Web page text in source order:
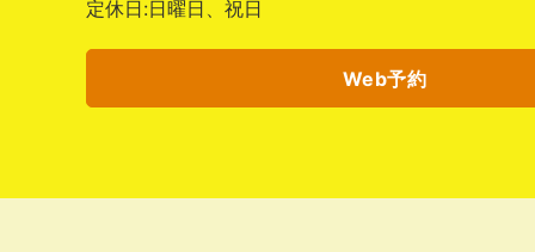
定休日:日曜日、祝日
Web予約